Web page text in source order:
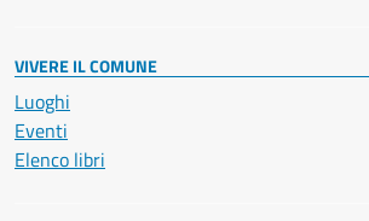
VIVERE IL COMUNE
Luoghi
Eventi
Elenco libri